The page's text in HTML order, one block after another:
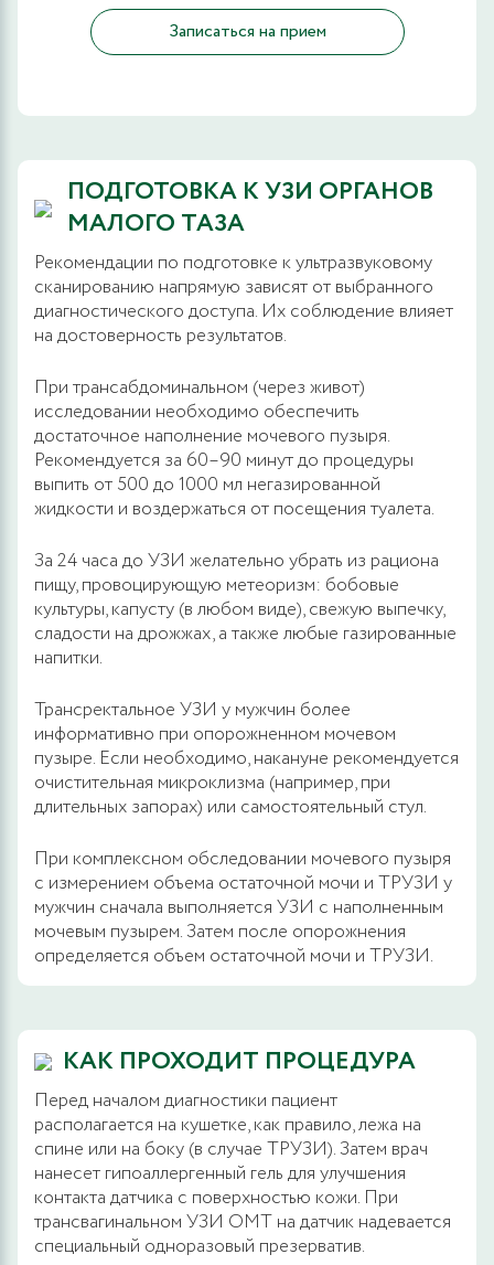
Записаться на прием
ПОДГОТОВКА К УЗИ ОРГАНОВ
МАЛОГО ТАЗА
Рекомендации по подготовке к ультразвуковому
сканированию напрямую зависят от выбранного
диагностического доступа. Их соблюдение влияет
на достоверность результатов.
При трансабдоминальном (через живот)
исследовании необходимо обеспечить
достаточное наполнение мочевого пузыря.
Рекомендуется за 60–90 минут до процедуры
выпить от 500 до 1000 мл негазированной
жидкости и воздержаться от посещения туалета.
За 24 часа до УЗИ желательно убрать из рациона
пищу, провоцирующую метеоризм: бобовые
культуры, капусту (в любом виде), свежую выпечку,
сладости на дрожжах, а также любые газированные
напитки.
Трансректальное УЗИ у мужчин более
информативно при опорожненном мочевом
пузыре. Если необходимо, накануне рекомендуется
очистительная микроклизма (например, при
длительных запорах) или самостоятельный стул.
При комплексном обследовании мочевого пузыря
с измерением объема остаточной мочи и ТРУЗИ у
мужчин сначала выполняется УЗИ с наполненным
мочевым пузырем. Затем после опорожнения
определяется объем остаточной мочи и ТРУЗИ.
КАК ПРОХОДИТ ПРОЦЕДУРА
Перед началом диагностики пациент
располагается на кушетке, как правило, лежа на
спине или на боку (в случае ТРУЗИ). Затем врач
нанесет гипоаллергенный гель для улучшения
контакта датчика с поверхностью кожи. При
трансвагинальном УЗИ ОМТ на датчик надевается
специальный одноразовый презерватив.